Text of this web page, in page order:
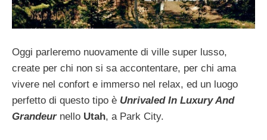
Oggi parleremo nuovamente di ville super lusso,
create per chi non si sa accontentare, per chi ama
vivere nel confort e immerso nel relax, ed un luogo
perfetto di questo tipo è Unrivaled In Luxury And
Grandeurnello Utah, a Park City.